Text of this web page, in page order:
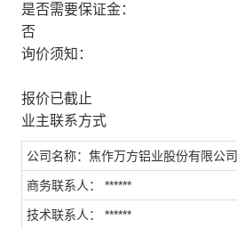
是否需要保证金：
否
询价须知：
报价已截止
业主联系方式
公司名称：焦作万方铝业股份有限公司
商务联系人： ******
技术联系人： ******